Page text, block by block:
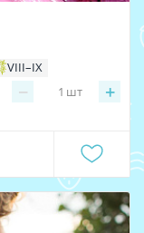
VIII–IX
− +
1 шт